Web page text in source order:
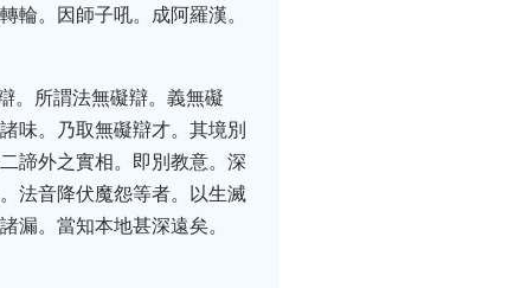
輪。因師子吼。成阿羅漢。
。所謂法無礙辯。義無礙
味。乃取無礙辯才。其境別
諦外之實相。即別教意。深
法音降伏魔怨等者。以生滅
漏。當知本地甚深遠矣。